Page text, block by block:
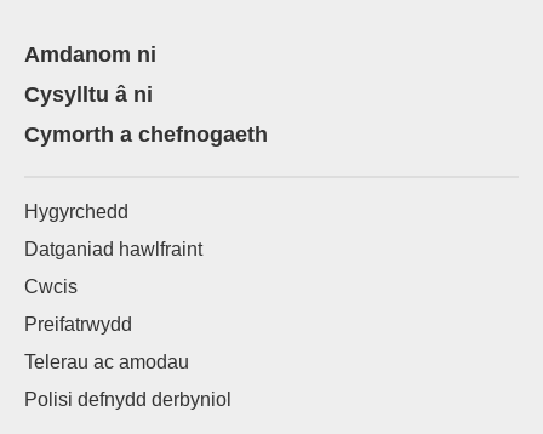
Amdanom ni
Cysylltu â ni
Cymorth a chefnogaeth
Hygyrchedd
Datganiad hawlfraint
Cwcis
Preifatrwydd
Telerau ac amodau
Polisi defnydd derbyniol